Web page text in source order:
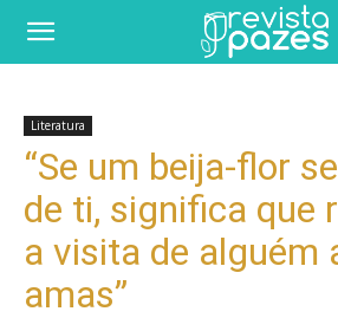
Literatura
“Se um beija-flor
de ti, significa que
a visita de alguém
amas”